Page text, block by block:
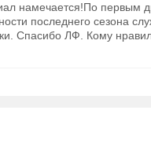
намечается!По первым
последнего сезона
Спасибо ЛФ. Кому